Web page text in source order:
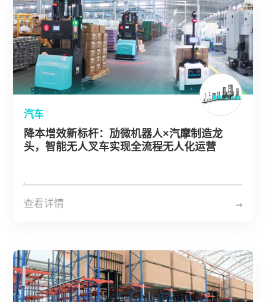
汽车
降本增效新标杆：劢微机器人×汽摩制造龙
头，智能无人叉车实现全流程无人化运营
查看详情